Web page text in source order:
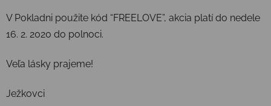
V Pokladni použite kód “FREELOVE”, akcia platí do nedele
16. 2. 2020 do polnoci.
Veľa lásky prajeme!
Ježkovci